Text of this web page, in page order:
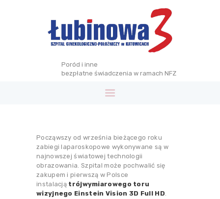
Poród i inne
bezpłatne świadczenia w ramach NFZ
OPIEKA
OKOŁOPORODOWA
STREFA WIEDZY
KONTAKT
Począwszy od września bieżącego roku
zabiegi laparoskopowe wykonywane są w
najnowszej światowej technologii
obrazowania. Szpital może pochwalić się
zakupem i pierwszą w Polsce
instalacją trójwymiarowego toru
wizyjnego Einstein Vision 3D Full HD.